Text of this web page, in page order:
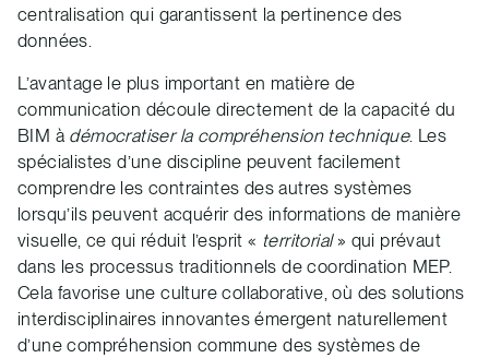
centralisation qui garantissent la pertinence des
données.
L’avantage le plus important en matière de
communication découle directement de la capacité du
BIM à démocratiser la compréhension technique. Les
spécialistes d’une discipline peuvent facilement
comprendre les contraintes des autres systèmes
lorsqu’ils peuvent acquérir des informations de manière
visuelle, ce qui réduit l’esprit « territorial» qui prévaut
dans les processus traditionnels de coordination MEP.
Cela favorise une culture collaborative, où des solutions
interdisciplinaires innovantes émergent naturellement
d’une compréhension commune des systèmes de